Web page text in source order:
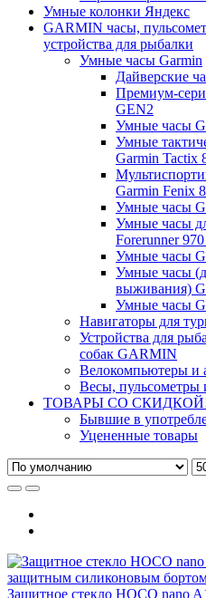
Умные колонки Яндекс
GARMIN часы,
устройства для рыбалки
Умные часы Garmin
Дайверские
Премиум-
GEN2
Умные часы
Умные
Garmin Tactix
Garmin Fenix
Умные часы
Умные часы
Forerunner
Умные часы
Умные часы
выживания)
Умные часы
Навигаторы для
Устройства для
собак GARMIN
Велокомпьютеры и
Весы, пульсометры
ТОВАРЫ СО
Бывшие в
Уцененные товары
Защитное стекло HOCO nano